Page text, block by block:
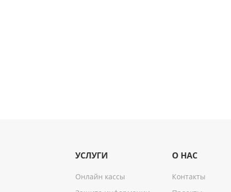
УСЛУГИ
Онлайн кассы
О НАС
Контакты